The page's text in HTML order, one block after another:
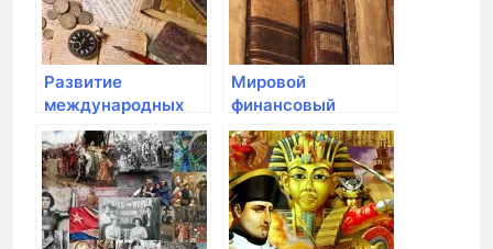
Развитие
международных
организаций и их
роль в
современных
эпохах
Мировой
финансовый
кризис и его
последствия